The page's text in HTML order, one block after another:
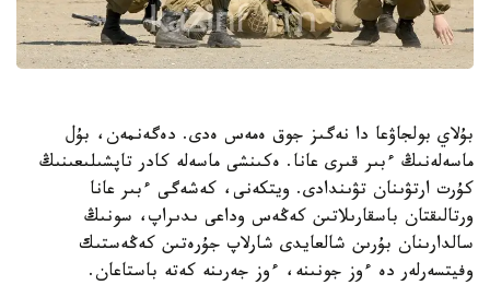
بۇلاي بولجاۋعا دا نەگىز جوق ەمەس ەدى. دەگەنمەن، بۇل
ماسەلەنىڭ ءبىر قىرى عانا. ەكىنشى ماسەلە كادر تاپشىلىعىنىڭ
كۇرت ارتۋىنان تۋىندادى. ويتكەنى، كەشەگى ءبىر عانا
ورتالىقتان باسقارىلاتىن كەڭەس وداعى ىدىراپ، سونىڭ
سالدارىنان بۇرىن شالعايدى شارلاپ جۇرەتىن كەڭەستىك
وفيتسەرلەر دە ءوز جونىنە، ءوز جەرىنە كەتە باستاعان.